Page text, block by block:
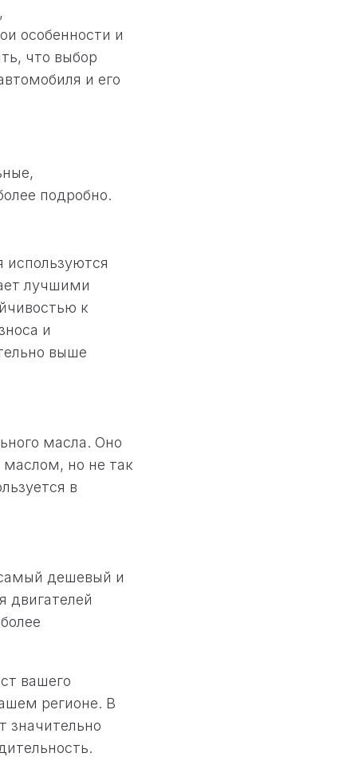
особенности и
что выбор
и его
подробно.
используются
лучшими
к
и
выше
масла. Оно
но не так
в
дешевый и
двигателей
вашего
регионе. В
значительно